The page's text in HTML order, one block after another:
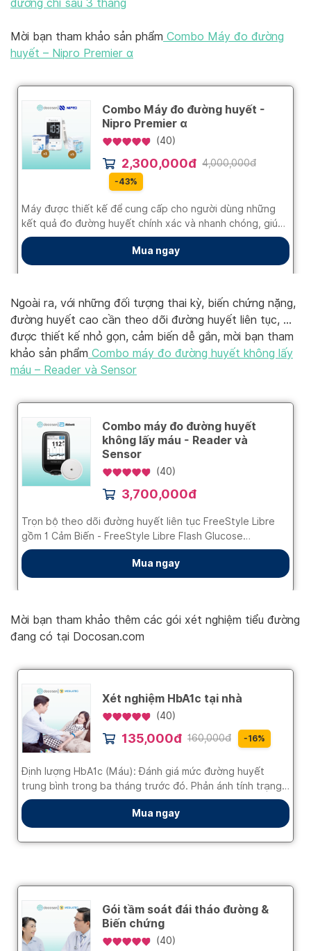
đường chỉ sau 3 tháng
Mời bạn tham khảo sản phẩm Combo Máy đo đường
huyết – Nipro Premier α
Ngoài ra, với những đối tượng thai kỳ, biến chứng nặng,
đường huyết cao cần theo dõi đường huyết liên tục, …
được thiết kế nhỏ gọn, cảm biến dễ gắn, mời bạn tham
khảo sản phẩm Combo máy đo đường huyết không lấy
máu – Reader và Sensor
Mời bạn tham khảo thêm các gói xét nghiệm tiểu đường
đang có tại Docosan.com